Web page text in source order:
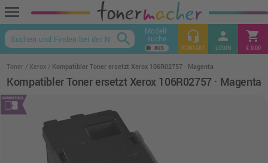
menu
keyboard_arrow_up
search Modell-
suche headset_mic
KONTAKT
person
LOGIN
shopping_cart
€ 0,00
Toner Xerox Kompatibler Toner ersetzt Xerox 106R02757 · Magenta
Kompatibler Toner ersetzt Xerox 106R02757 · Magenta